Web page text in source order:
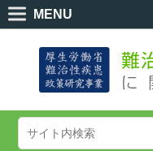
MENU